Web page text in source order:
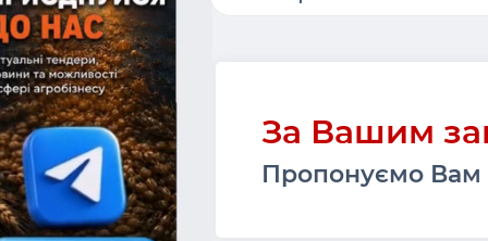
Порти
За Вашим
Пропонуємо Вам